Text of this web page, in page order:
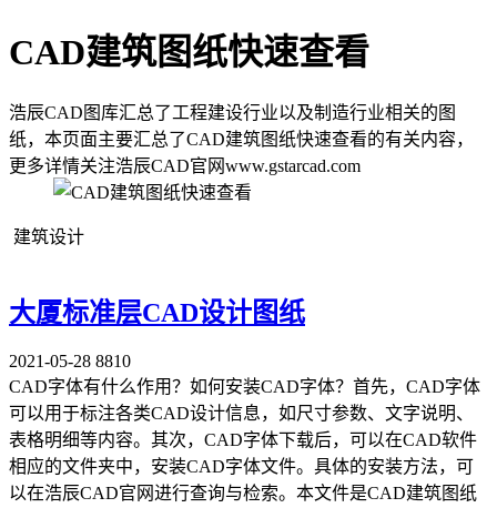
CAD建筑图纸快速查看
浩辰CAD图库汇总了工程建设行业以及制造行业相关的图
纸，本页面主要汇总了CAD建筑图纸快速查看的有关内容，
更多详情关注浩辰CAD官网www.gstarcad.com
建筑设计
大厦标准层CAD设计图纸
2021-05-28 8810
CAD字体有什么作用？如何安装CAD字体？首先，CAD字体
可以用于标注各类CAD设计信息，如尺寸参数、文字说明、
表格明细等内容。其次，CAD字体下载后，可以在CAD软件
相应的文件夹中，安装CAD字体文件。具体的安装方法，可
以在浩辰CAD官网进行查询与检索。本文件是CAD建筑图纸